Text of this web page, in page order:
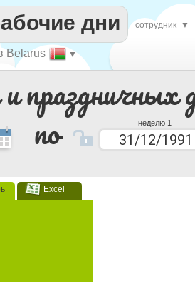
праздничных
по неделю 1
Excel
каждый
Belarus ▼
дни сотрудник ▼